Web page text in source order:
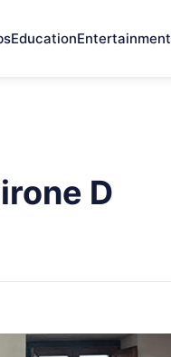
EducationEntertainment
D